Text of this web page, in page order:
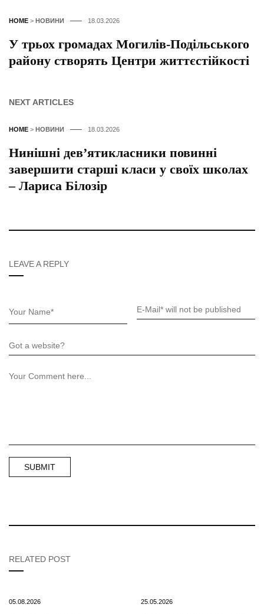
HOME > НОВИНИ 18.03.2026
У трьох громадах Могилів-Подільського
району створять Центри життєстійкості
NEXT ARTICLES
HOME > НОВИНИ 18.03.2026
Нинішні дев’ятикласники повинні
завершити старші класи у своїх школах
– Лариса Білозір
LEAVE A REPLY
RELATED POST
05.08.2026 25.05.2026